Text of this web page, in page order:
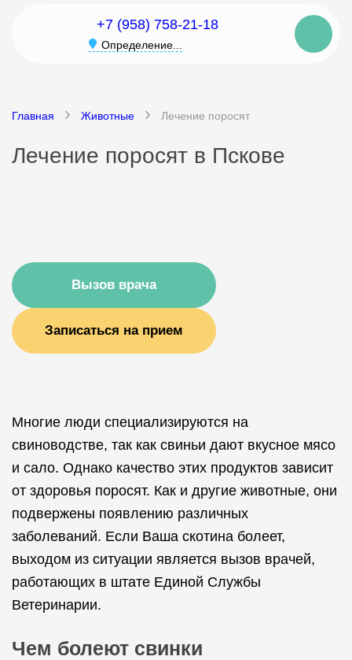
+7 (958) 758-21-18
Определение...
Главная Животные Лечение поросят
Лечение поросят в Пскове
Вызов врача
Записаться на прием
Многие люди специализируются на
свиноводстве, так как свиньи дают вкусное мясо
и сало. Однако качество этих продуктов зависит
от здоровья поросят. Как и другие животные, они
подвержены появлению различных
заболеваний. Если Ваша скотина болеет,
выходом из ситуации является вызов врачей,
работающих в штате Единой Службы
Ветеринарии.
Чем болеют свинки